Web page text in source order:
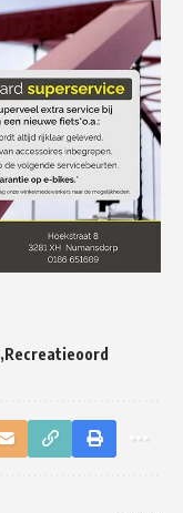
Recreatieoord